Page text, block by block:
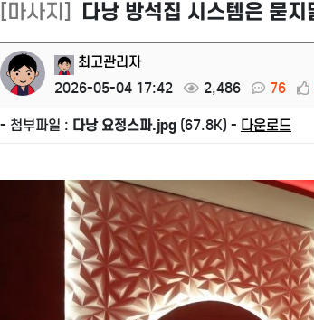
[마사지] 다낭 방석집 시스템은 묻
최고관리자
2026-05-04 17:42
2,486 76
- 첨부파일 : 다낭 요정스파.jpg (67.8K) - 다운로드